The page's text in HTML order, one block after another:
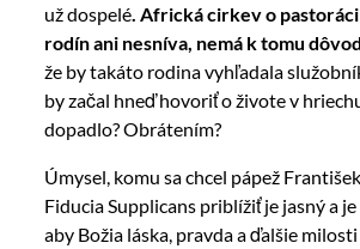
už dospelé . Africká cirkev o
rodín ani nesníva, nemá k tomu dôvod.
že by takáto rodina vyhľadala
by začal hneď hovoriť o živote v
dopadlo? Obrátením?
Úmysel, komu sa chcel pápež
Fiducia Supplicans priblížiť je jasný a
aby Božia láska, pravda a ďalšie